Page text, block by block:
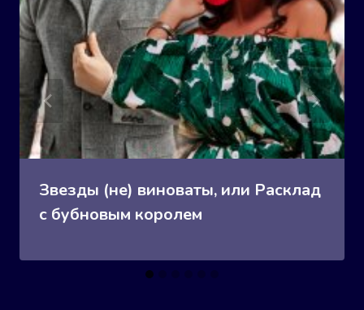
Звезды (не) виноваты, или Расклад
с бубновым королем